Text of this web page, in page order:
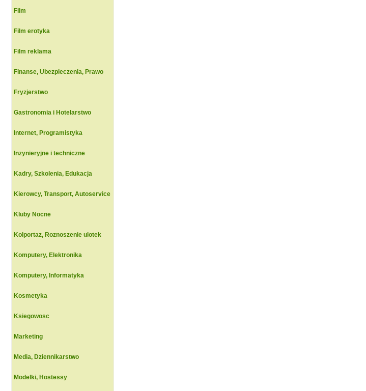
Film
Film erotyka
Film reklama
Finanse, Ubezpieczenia, Prawo
Fryzjerstwo
Gastronomia i Hotelarstwo
Internet, Programistyka
Inzynieryjne i techniczne
Kadry, Szkolenia, Edukacja
Kierowcy, Transport, Autoservice
Kluby Nocne
Kolportaz, Roznoszenie ulotek
Komputery, Elektronika
Komputery, Informatyka
Kosmetyka
Ksiegowosc
Marketing
Media, Dziennikarstwo
Modelki, Hostessy